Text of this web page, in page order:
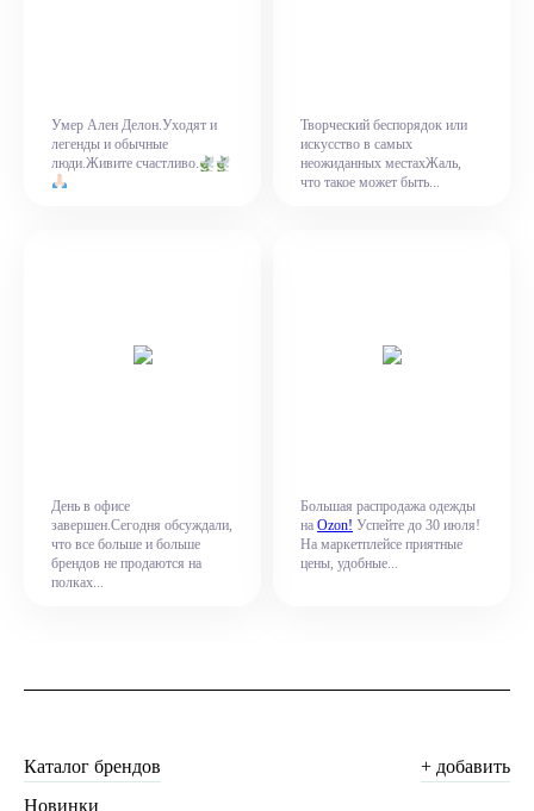
Умер Ален Делон.Уходят и
легенды и обычные
люди.Живите счастливо.
Творческий беспорядок или
искусство в самых
неожиданных местахЖаль,
что такое может быть...
День в офисе
завершен.Сегодня обсуждали,
что все больше и больше
брендов не продаются на
полках...
Большая распродажа одежды
на Ozon! Успейте до 30 июля!
На маркетплейсе приятные
цены, удобные...
Каталог брендов
Новинки
+ добавить